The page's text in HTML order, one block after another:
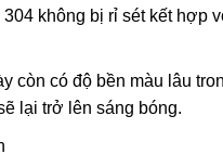
không bị rỉ sét kết hợp
còn có độ bền màu lâu
lại trở lên sáng bóng.